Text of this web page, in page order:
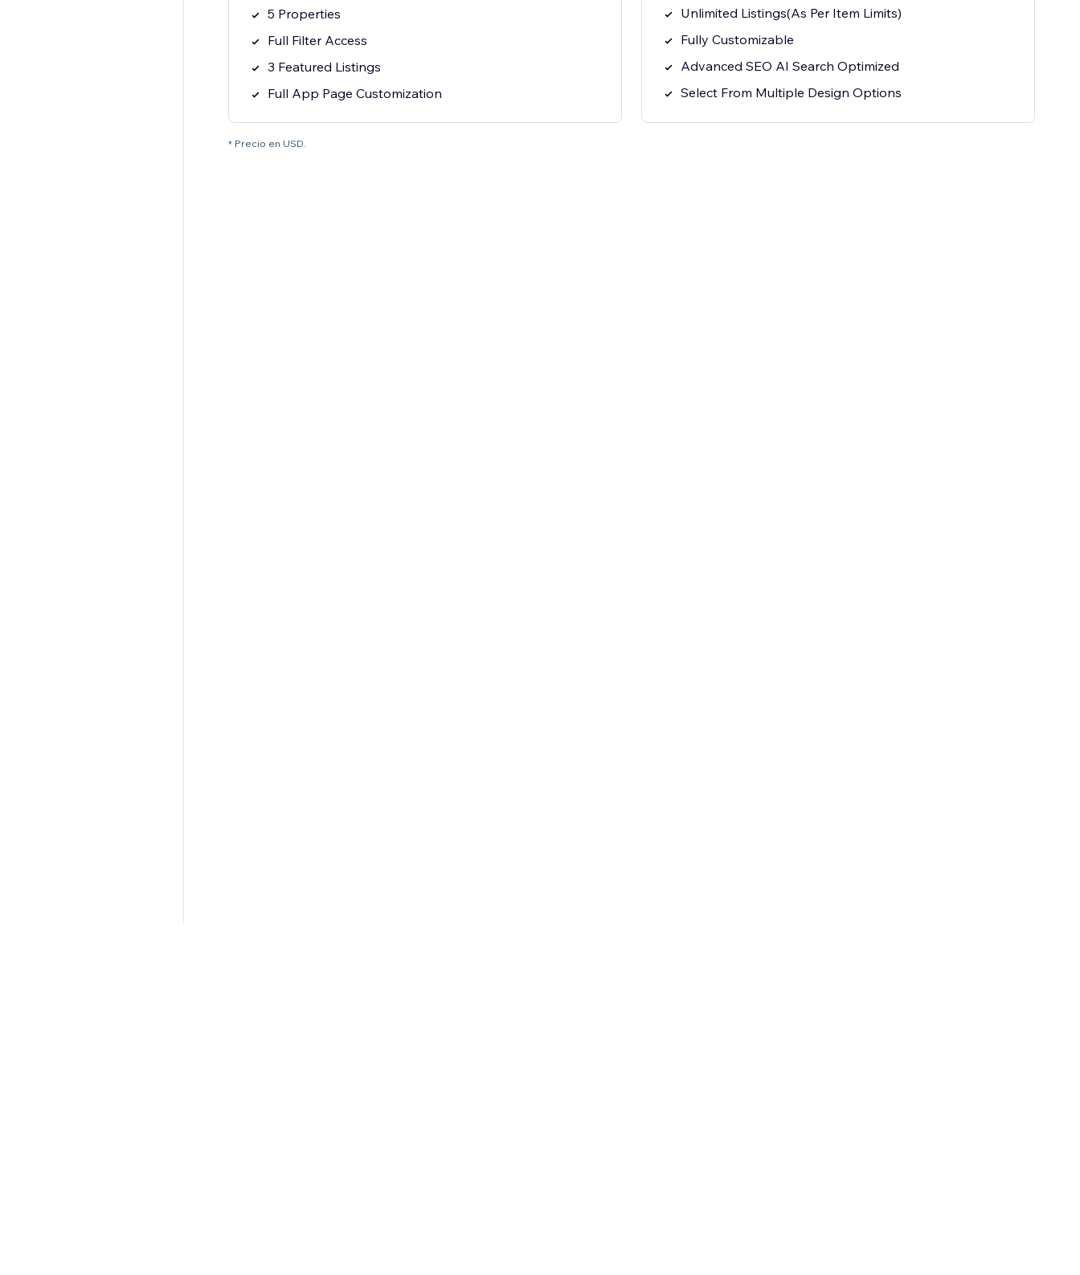
5 Properties
Full Filter Access
3 Featured Listings
Full App Page Customization
Unlimited Listings(As Per Item Limits)
Fully Customizable
Advanced SEO AI Search Optimized
Select From Multiple Design Options
* Precio en USD.